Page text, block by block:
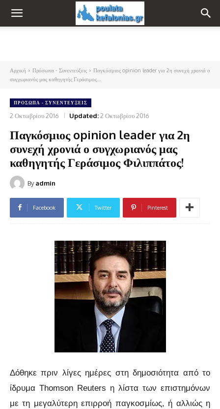
Αρχική Πρόσωπα - Συνεντεύξεις
Παγκόσμιος opinion leader για 2η συνεχή χρονιά ο
συγχωριανός μας καθηγητής Γεράσιμος...
ΠΡΌΣΩΠΑ - ΣΥΝΕΝΤΕΎΞΕΙΣ
2 Οκτωβρίου 2016 Updated:2 Οκτωβρίου 2016
Παγκόσμιος opinion leader για 2η
συνεχή χρονιά ο συγχωριανός μας
καθηγητής Γεράσιμος Φιλιππάτος!
By admin
Facebook Twitter Pinterest
Δόθηκε πριν λίγες ημέρες στη δημοσιότητα από το
ίδρυμα Thomson Reuters η λίστα των επιστημόνων
με τη μεγαλύτερη επιρροή παγκοσμίως, ή αλλιώς η